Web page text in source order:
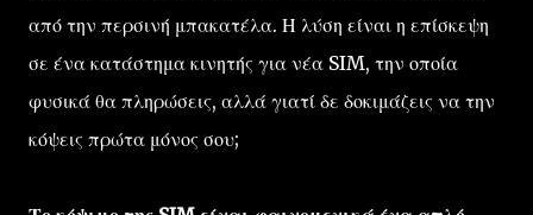
από την περσινή μπακατέλα. Η λύση είναι η επίσκεψη
σε ένα κατάστημα κινητής για νέα SIM, την οποία
φυσικά θα πληρώσεις, αλλά γιατί δε δοκιμάζεις να την
κόψεις πρώτα μόνος σου;